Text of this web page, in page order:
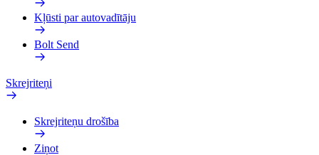
Kļūsti par autovadītāju
Bolt Send
Skrejriteņi
Skrejriteņu drošība
Ziņot